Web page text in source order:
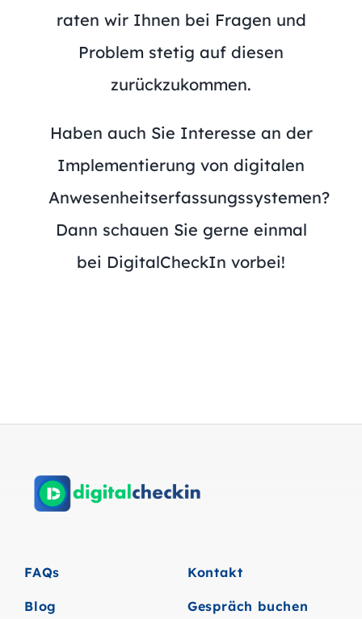
raten wir Ihnen bei Fragen und
Problem stetig auf diesen
zurückzukommen.
Haben auch Sie Interesse an der
Implementierung von digitalen
Anwesenheitserfassungssystemen?
Dann schauen Sie gerne einmal
bei DigitalCheckIn vorbei!
FAQs
Blog
Kontakt
Gespräch buchen